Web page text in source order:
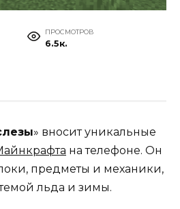
ПРОСМОТРОВ
6.5к.
» вносит уникальные
на телефоне. Он
предметы и механики,
льда и зимы.